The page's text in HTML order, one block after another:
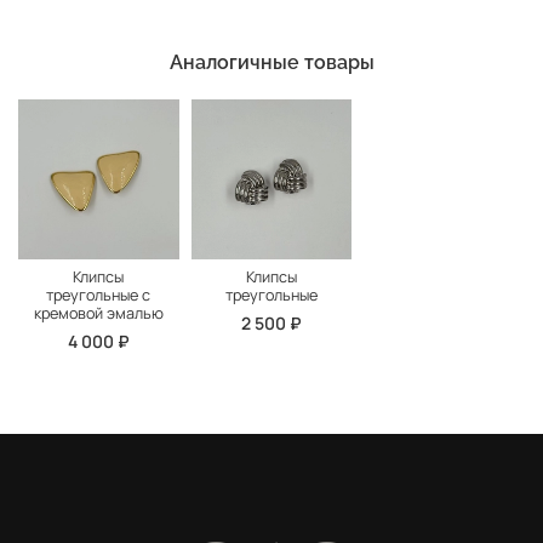
Аналогичные товары
Клипсы
треугольные с
кремовой эмалью
4 000 ₽
Клипсы
треугольные
2 500 ₽